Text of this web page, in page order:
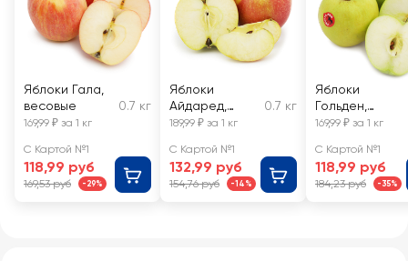
Яблоки Гала,
весовые
0.7 кг
169,99 ₽ за 1 кг
С Картой №1
118,99 руб
169,53 руб -29%
Яблоки
Айдаред,
весовые
0.7 кг
189,99 ₽ за 1 кг
С Картой №1
132,99 руб
154,76 руб -14%
Яблоки
Гольден,
весовые
169,99 ₽ за 1 кг
С Картой №1
118,99 руб
184,23 руб -35%